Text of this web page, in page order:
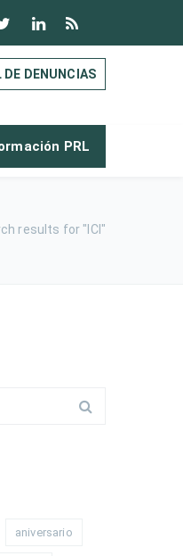
DE DENUNCIAS
PRL
results for "ICI"
aniversario